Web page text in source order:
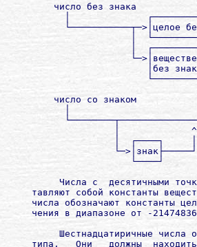
число без знака
│
└───────────┬─>│целое
│
│
│без
число со знаком
│
│  ┌────┐     │
└─>│знак├─────┘
└────┘
Числа с  десятичными
тавляют собой константы
числа обозначают константы
чения в диапазоне от -
Шестнадцатиричные числа
типа.   Они   должны